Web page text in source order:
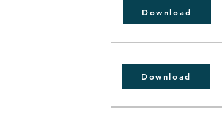
Download
Download